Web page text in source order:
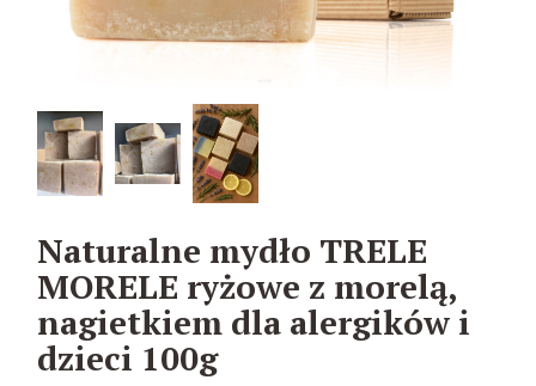
Naturalne mydło TRELE
MORELE ryżowe z morelą,
nagietkiem dla alergików i
dzieci 100g